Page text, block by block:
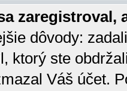
zaregistroval,
dôvody:
ktorý ste
Váš účet.